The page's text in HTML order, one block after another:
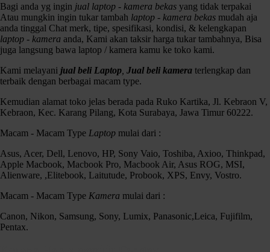
Canon 600D Kit 18-55mm Istimewa SC 7.xxx
Spek :
18 MP APS-C CMOS sensor
Bagi anda yg ingin jual laptop - kamera bekas yang tidak terpakai
Atau mungkin ingin tukar tambah laptop - kamera bekas mudah aja
anda tinggal Chat merk, tipe, spesifikasi, kondisi, & kelengkapan
laptop - kamera anda, Kami akan taksir harga tukar tambahnya, Bisa
juga langsung bawa laptop / kamera kamu ke toko kami.
Kami melayani jual beli Laptop Jual beli kamera terlengkap dan
terbaik dengan berbagai macam type.
Kemudian alamat toko jelas berada pada Ruko Kartika, Jl. Kebraon V,
Kebraon, Kec. Karang Pilang, Kota Surabaya, Jawa Timur 60222.
Macam - Macam Type Laptop mulai dari :
Asus, Acer, Dell, Lenovo, HP, Sony Vaio, Toshiba, Axioo, Thinkpad,
Apple Macbook, Macbook Pro, Macbook Air, Asus ROG, MSI,
Alienware, ,Elitebook, Laitutude, Probook, XPS, Envy, Vostro.
Macam - Macam Type Kamera mulai dari :
Canon, Nikon, Samsung, Sony, Lumix, Panasonic,Leica, Fujifilm,
Pentax.